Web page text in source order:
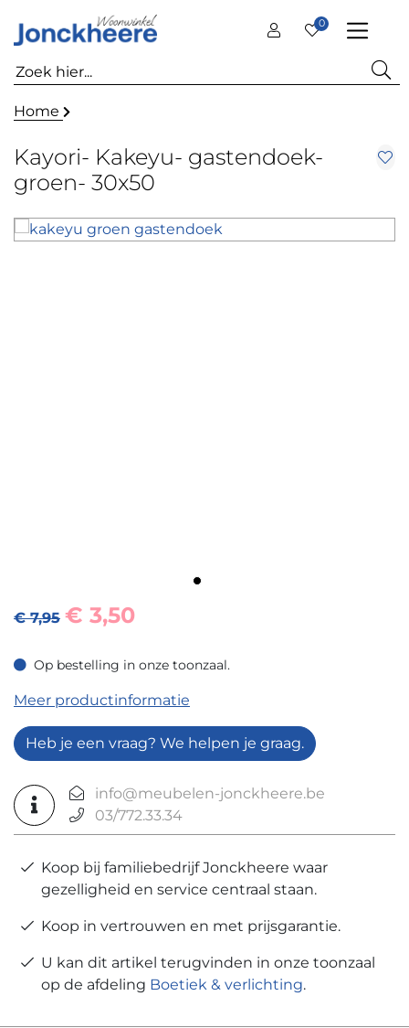
0
Home
Kayori- Kakeyu- gastendoek-
groen- 30x50
€ 7,95 € 3,50
Op bestelling in onze toonzaal.
Op bestelling in onze toonzaal.
Meer productinformatie
Heb je een vraag? We helpen je graag.
info@meubelen-jonckheere.be
03/772.33.34
Koop bij familiebedrijf Jonckheere waar
gezelligheid en service centraal staan.
Koop in vertrouwen en met prijsgarantie.
U kan dit artikel terugvinden in onze toonzaal
op de afdeling Boetiek & verlichting.